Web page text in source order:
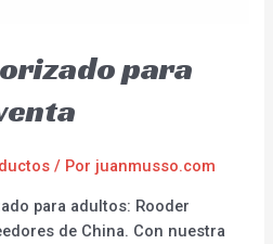
para
/ Por juanmusso.com
para adultos: Rooder
de China. Con nuestra